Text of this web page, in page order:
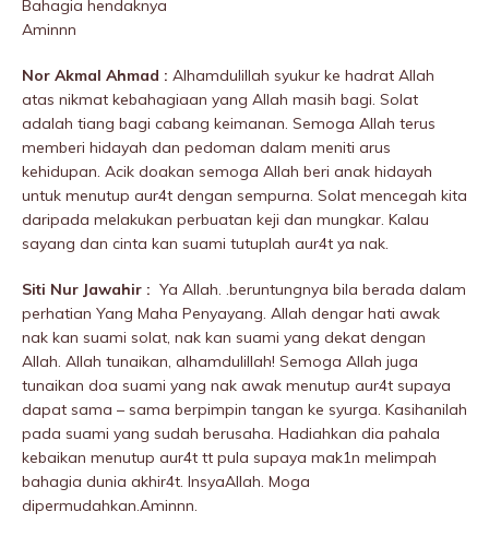
Bahagia hendaknya
Aminnn
Nor Akmal Ahmad : Alhamdulillah syukur ke hadrat Allah
atas nikmat kebahagiaan yang Allah masih bagi. Solat
adalah tiang bagi cabang keimanan. Semoga Allah terus
memberi hidayah dan pedoman dalam meniti arus
kehidupan. Acik doakan semoga Allah beri anak hidayah
untuk menutup aur4t dengan sempurna. Solat mencegah kita
daripada melakukan perbuatan keji dan mungkar. Kalau
sayang dan cinta kan suami tutuplah aur4t ya nak.
Siti Nur Jawahir : Ya Allah. .beruntungnya bila berada dalam
perhatian Yang Maha Penyayang. Allah dengar hati awak
nak kan suami solat, nak kan suami yang dekat dengan
Allah. Allah tunaikan, alhamdulillah! Semoga Allah juga
tunaikan doa suami yang nak awak menutup aur4t supaya
dapat sama – sama berpimpin tangan ke syurga. Kasihanilah
pada suami yang sudah berusaha. Hadiahkan dia pahala
kebaikan menutup aur4t tt pula supaya mak1n meIimpah
bahagia dunia akhir4t. InsyaAllah. Moga
dipermudahkan.Aminnn.